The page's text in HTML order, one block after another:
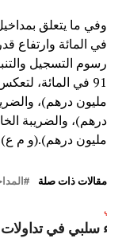
مليون درهم).(و م ع)
مقالات ذات صلة
سلبي في